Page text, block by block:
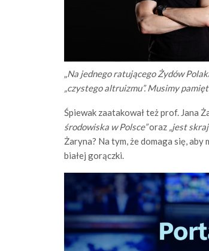
„Na jednego ratującego Żydów
„czystego altruizmu”. Musimy
Śpiewak zaatakował też prof. Jana
środowiska w Polsce”oraz „jest
Żaryna? Na tym, że domaga się,
białej gorączki.